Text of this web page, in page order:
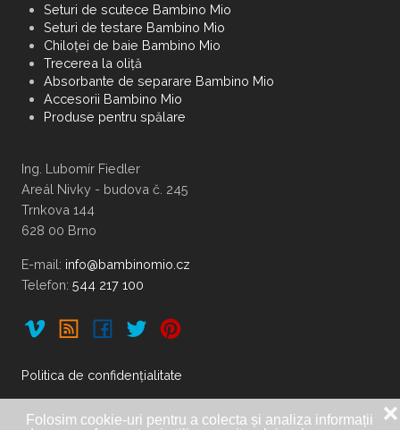
Folosim cookie-uri pentru a colecta și analiza informații
❌
Seturi de scutece Bambino Mio
Seturi de testare Bambino Mio
Chiloței de baie Bambino Mio
Trecerea la oliță
Absorbante de separare Bambino Mio
Accesorii Bambino Mio
Produse pentru spălare
Ing. Lubomír Fiedler
Areál Nivky - budova č. 245
Trnkova 144
628 00 Brno
E-mail:
Telefon: 544 217 100
Politica de confidențialitate